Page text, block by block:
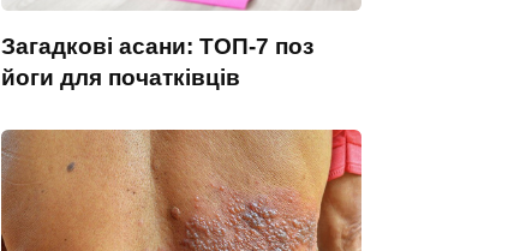
Загадкові асани: ТОП-7 поз
йоги для початківців